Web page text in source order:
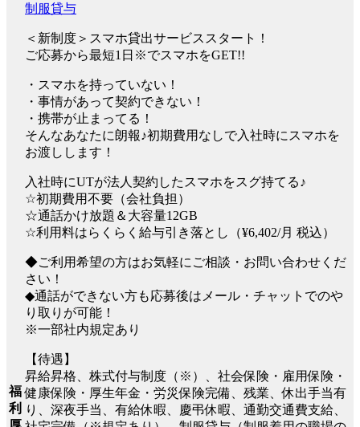
福
利
制服貸与
＜新制度＞スマホ貸出サービススタート！
ご応募から最短1日※でスマホをGET!!
・スマホを持っていない！
・事情があって契約できない！
・携帯が止まってる！
そんなあなたに朗報♪初期費用なしで入社時にスマホを
お渡しします！
入社時にUTが法人契約したスマホをスグ持てる♪
☆初期費用不要（会社負担）
☆通話かけ放題＆大容量12GB
☆利用料はらくらく給与引き落とし（¥6,402/月 税込）
◆ご利用希望の方はお気軽にご相談・お問い合わせくだ
さい！
◆通話ができない方も応募後はメール・チャットでのや
り取りが可能！
※一部社内規定あり
【待遇】
昇給昇格、株式付与制度（※）、社会保険・雇用保険・
健康保険・厚生年金・労災保険完備、残業、休出手当有
り、深夜手当、有給休暇、慶弔休暇、通勤交通費支給、